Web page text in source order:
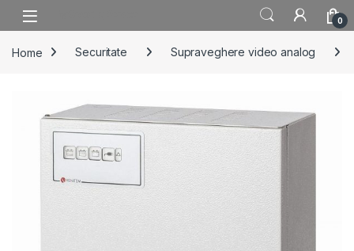
Skip to navigation
Skip to content
0
Home Securitate Supraveghere video analog